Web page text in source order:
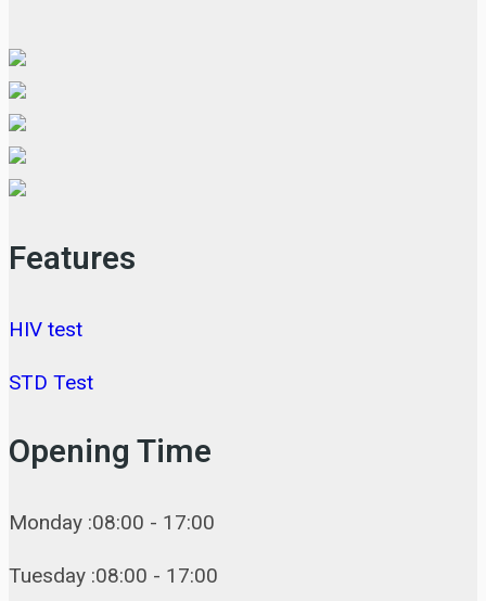
Features
HIV test
STD Test
Opening Time
Monday :08:00 - 17:00
Tuesday :08:00 - 17:00